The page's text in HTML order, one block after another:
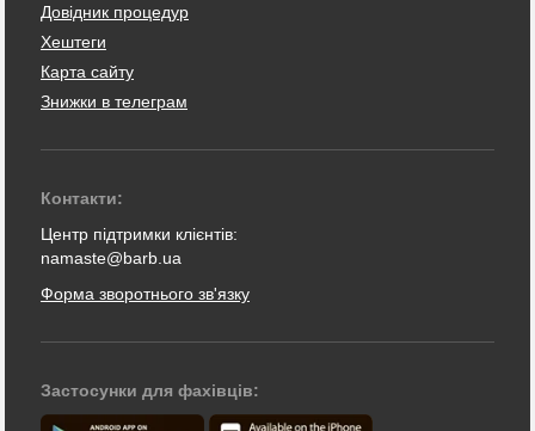
Довідник процедур
Хештеги
Карта сайту
Знижки в телеграм
Контакти:
Центр підтримки клієнтів:
namaste@barb.ua
Форма зворотнього зв'язку
Застосунки для фахівців: